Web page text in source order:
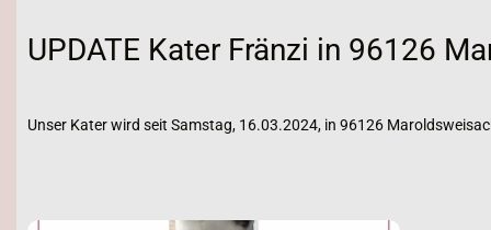
UPDATE Kater Fränzi in 96126
Unser Kater wird seit Samstag, 16.03.2024, in 96126